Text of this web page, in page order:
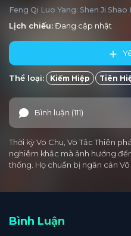
Feng Qi Luo Yang: Shen Ji Shao
Lịch chiếu:Đang cập nhật
Thể loại: Kiếm Hiệp Tiên
Bình luận (111)
Thời kỳ Võ Chu, Võ Tắc Thiên
nghiêm khắc mà ảnh hướng
thống. Họ chuẩn bị ngăn cản
Bình Luận